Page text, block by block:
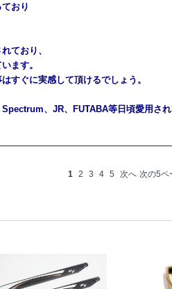
おり
ており、
ます。
すぐに実感して頂けるでしょう。
、JR、FUTABA等日頃愛用さ
1 2 3 4 5 次へ 次の5ペ